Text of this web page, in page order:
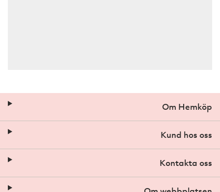
Om Hemköp
Kund hos oss
Kontakta oss